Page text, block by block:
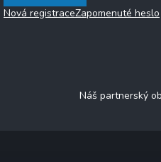
Nová registraceZapomenuté heslo
Náš partnerský